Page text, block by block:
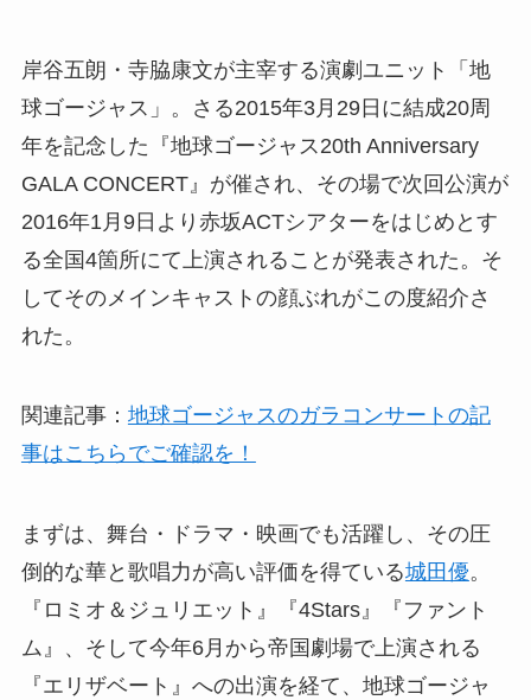
岸谷五朗・寺脇康文が主宰する演劇ユニット「地
球ゴージャス」。さる2015年3月29日に結成20周
年を記念した『地球ゴージャス20th Anniversary
GALA CONCERT』が催され、その場で次回公演が
2016年1月9日より赤坂ACTシアターをはじめとす
る全国4箇所にて上演されることが発表された。そ
してそのメインキャストの顔ぶれがこの度紹介さ
れた。
関連記事： 地球ゴージャスのガラコンサートの記
事はこちらでご確認を！
まずは、舞台・ドラマ・映画でも活躍し、その圧
倒的な華と歌唱力が高い評価を得ている城田優。
『ロミオ＆ジュリエット』『4Stars』『ファント
ム』、そして今年6月から帝国劇場で上演される
『エリザベート』への出演を経て、地球ゴージャ